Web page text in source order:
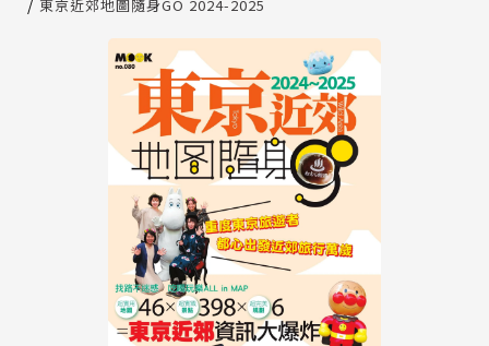
【公告】琅琅讀墨數位閱讀資產合併與書櫃開通申請
東京近郊地圖隨身GO 2024-2025